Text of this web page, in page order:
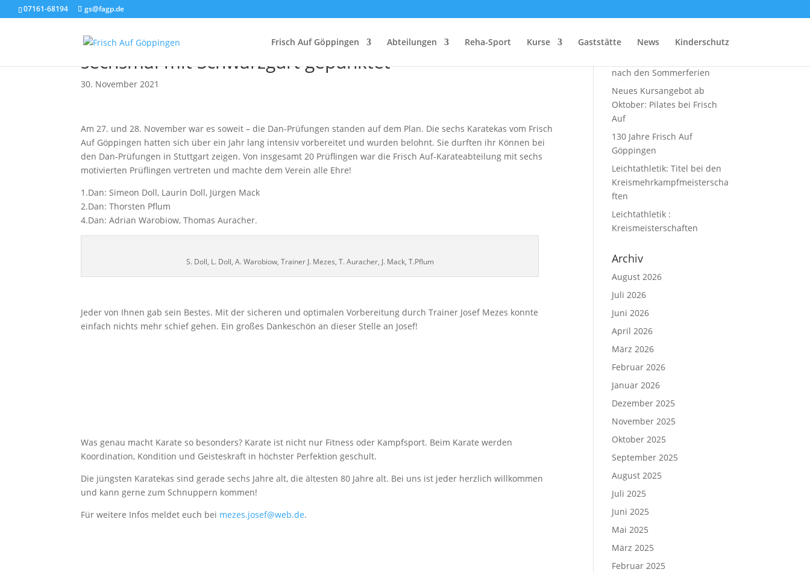
07161-68194 gs@fagp.de
Frisch Auf Göppingen Abteilungen Reha-Sport Kurse Gaststätte News Kinderschutz
Karateschmiede Frisch Auf Göppingen schlägt zu: Gleich
sechsmal mit Schwarzgurt gepunktet
30. November 2021
Am 27. und 28. November war es soweit – die Dan-Prüfungen standen auf dem Plan. Die sechs Karatekas vom Frisch
Auf Göppingen hatten sich über ein Jahr lang intensiv vorbereitet und wurden belohnt. Sie durften ihr Können bei
den Dan-Prüfungen in Stuttgart zeigen. Von insgesamt 20 Prüflingen war die Frisch Auf-Karateabteilung mit sechs
motivierten Prüflingen vertreten und machte dem Verein alle Ehre!
1.Dan: Simeon Doll, Laurin Doll, Jürgen Mack
2.Dan: Thorsten Pflum
4.Dan: Adrian Warobiow, Thomas Auracher.
S. Doll, L. Doll, A. Warobiow, Trainer J. Mezes, T. Auracher, J. Mack, T.Pflum
Jeder von Ihnen gab sein Bestes. Mit der sicheren und optimalen Vorbereitung durch Trainer Josef Mezes konnte
einfach nichts mehr schief gehen. Ein großes Dankeschön an dieser Stelle an Josef!
Was genau macht Karate so besonders? Karate ist nicht nur Fitness oder Kampfsport. Beim Karate werden
Koordination, Kondition und Geisteskraft in höchster Perfektion geschult.
Die jüngsten Karatekas sind gerade sechs Jahre alt, die ältesten 80 Jahre alt. Bei uns ist jeder herzlich willkommen
und kann gerne zum Schnuppern kommen!
Für weitere Infos meldet euch bei mezes.josef@web.de.
Neueste Beiträge
nach den Sommerferien
Neues Kursangebot ab
Oktober: Pilates bei Frisch
Auf
130 Jahre Frisch Auf
Göppingen
Leichtathletik: Titel bei den
Kreismehrkampfmeisterscha
ften
Leichtathletik :
Kreismeisterschaften
Archiv
August 2026
Juli 2026
Juni 2026
April 2026
März 2026
Februar 2026
Januar 2026
Dezember 2025
November 2025
Oktober 2025
September 2025
August 2025
Juli 2025
Juni 2025
Mai 2025
März 2025
Februar 2025